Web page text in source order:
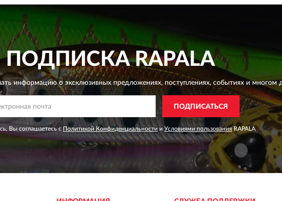
ПОДПИСКАRAPALA
информацию о эксклюзивных предложениях,поступлениях, событиях и многом
ПОДПИСАТЬСЯ
Вы соглашаетесь с Политикой Конфиденциальности иУсловиями пользования RAPALA